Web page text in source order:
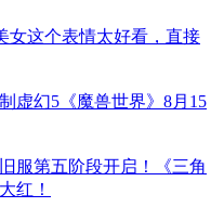
女这个表情太好看，直接
虚幻5《魔兽世界》8月15
服第五阶段开启！《三角
红！